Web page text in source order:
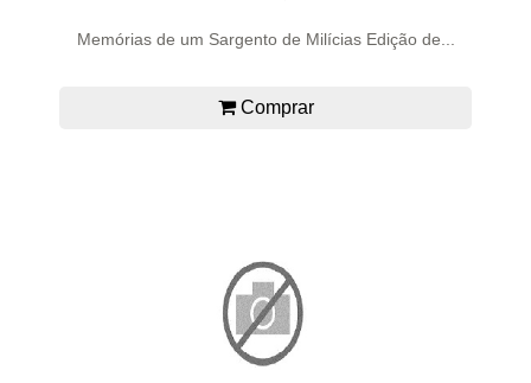
Memórias de um Sargento de Milícias Edição de...
Comprar